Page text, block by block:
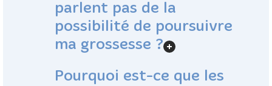
parlent pas de la
possibilité de poursuivre
ma grossesse ?
Pourquoi est-ce que les